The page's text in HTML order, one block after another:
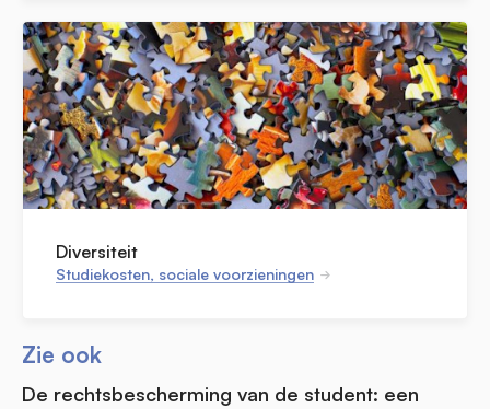
Diversiteit
Studiekosten, sociale voorzieningen
Zie ook
De rechtsbescherming van de student: een